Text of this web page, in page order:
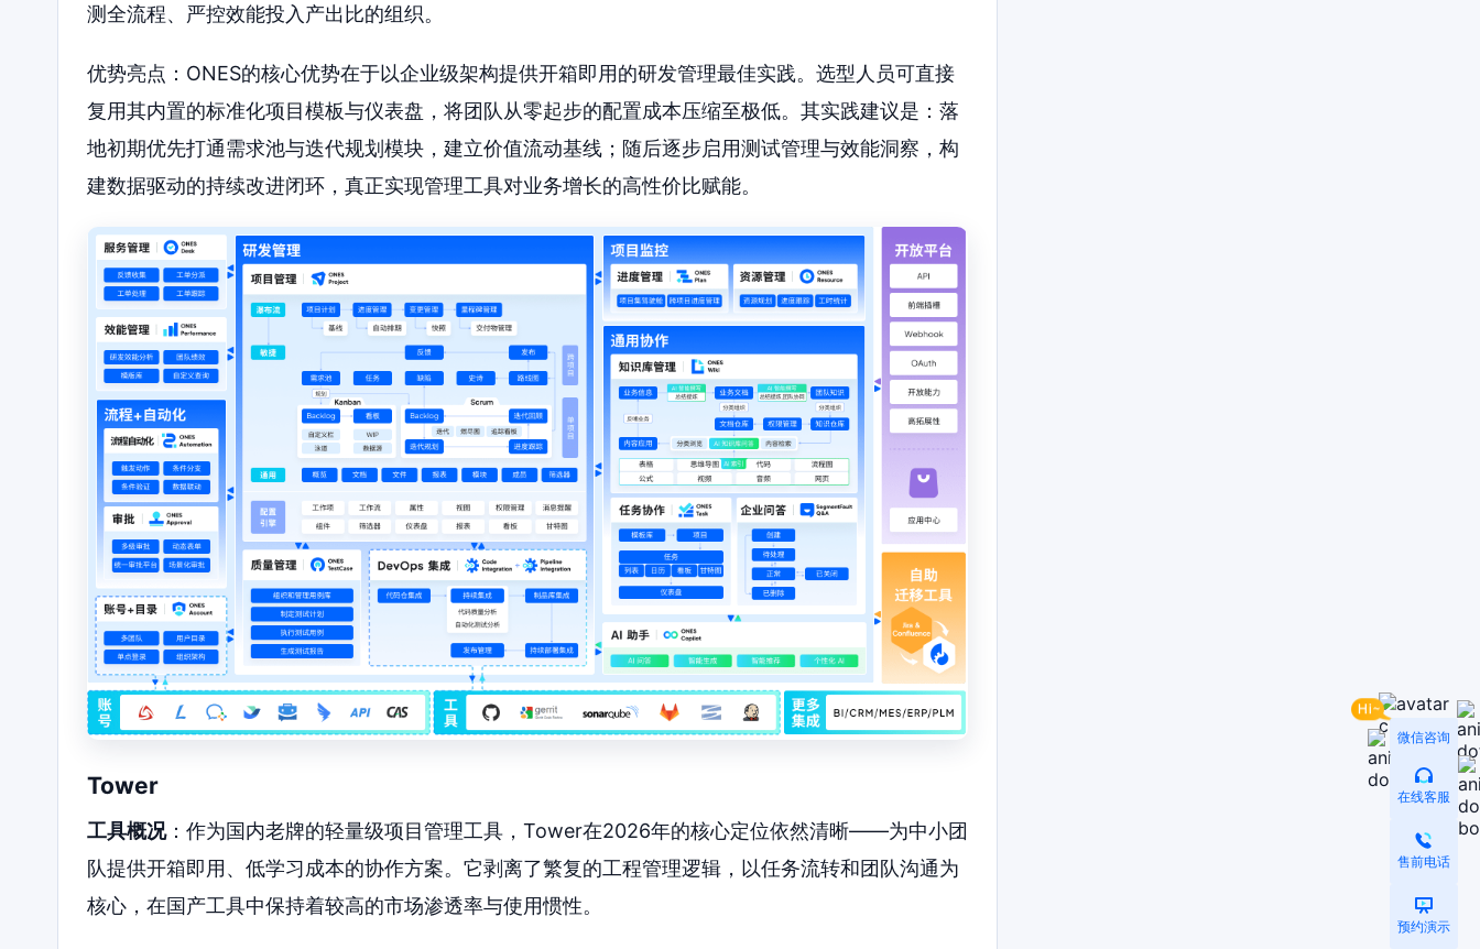
测全流程、严控效能投入产出比的组织。
优势亮点：ONES的核心优势在于以企业级架构提供开箱即用的研发管理最佳实践。选型人员可直接
复用其内置的标准化项目模板与仪表盘，将团队从零起步的配置成本压缩至极低。其实践建议是：落
地初期优先打通需求池与迭代规划模块，建立价值流动基线；随后逐步启用测试管理与效能洞察，构
建数据驱动的持续改进闭环，真正实现管理工具对业务增长的高性价比赋能。
Tower
工具概况：作为国内老牌的轻量级项目管理工具，Tower在2026年的核心定位依然清晰——为中小团
队提供开箱即用、低学习成本的协作方案。它剥离了繁复的工程管理逻辑，以任务流转和团队沟通为
核心，在国产工具中保持着较高的市场渗透率与使用惯性。
微信咨询
在线客服
售前电话
预约演示